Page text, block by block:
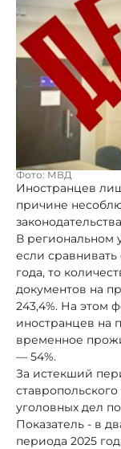
Фото: МВД
Иностранцев
причине
В региональном
если
года, то
документов на
243,4%. На этом
иностранцев на
временное
— 54%.
За истекший
уголовных дел
Показатель - в
периода 2025